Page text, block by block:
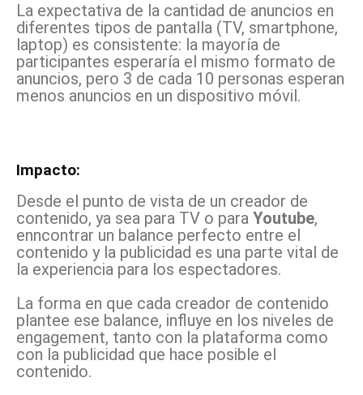
La expectativa de la cantidad de anuncios en
diferentes tipos de pantalla (TV, smartphone,
laptop) es consistente: la mayoría de
participantes esperaría el mismo formato de
anuncios, pero 3 de cada 10 personas esperan
menos anuncios en un dispositivo móvil.
Impacto:
Desde el punto de vista de un creador de
contenido, ya sea para TV o para Youtube,
enncontrar un balance perfecto entre el
contenido y la publicidad es una parte vital de
la experiencia para los espectadores.
La forma en que cada creador de contenido
plantee ese balance, influye en los niveles de
engagement, tanto con la plataforma como
con la publicidad que hace posible el
contenido.